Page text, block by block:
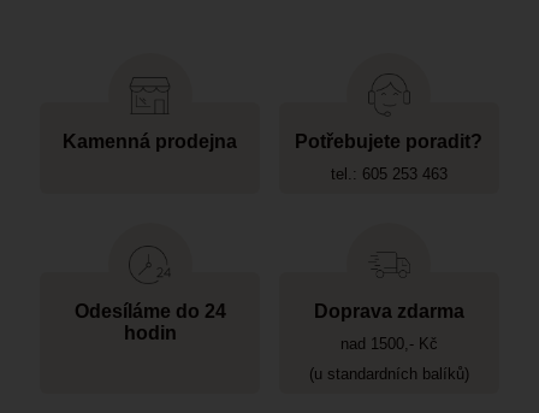
Kamenná prodejna Potřebujete poradit?
tel.: 605 253 463
Odesíláme do 24
hodin
Doprava zdarma
nad 1500,- Kč
(u standardních balíků)